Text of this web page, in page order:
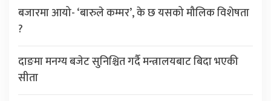
बजारमा आयो- ‘बारुले कम्मर’, के छ यसको मौलिक विशेषता
?
दाङमा मनग्य बजेट सुनिश्चित गर्दै मन्त्रालयबाट बिदा भएकी
सीता